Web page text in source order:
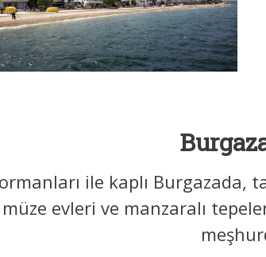
ile kaplı Burgazada,
evleri ve manzaralı